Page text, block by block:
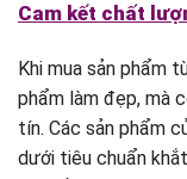
Cam kết chất
Khi mua sản phẩm
phẩm làm đẹp, mà
tín. Các sản phẩm
dưới tiêu chuẩn